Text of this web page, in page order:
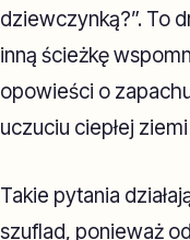
dziewczynką?”. To
inną ścieżkę
opowieści o
uczuciu ciepłej
Takie pytania
szuflad, ponieważ